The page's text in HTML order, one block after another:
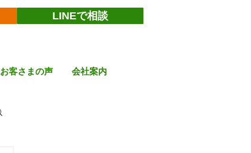
LINEで相談
お客さまの声 会社案内